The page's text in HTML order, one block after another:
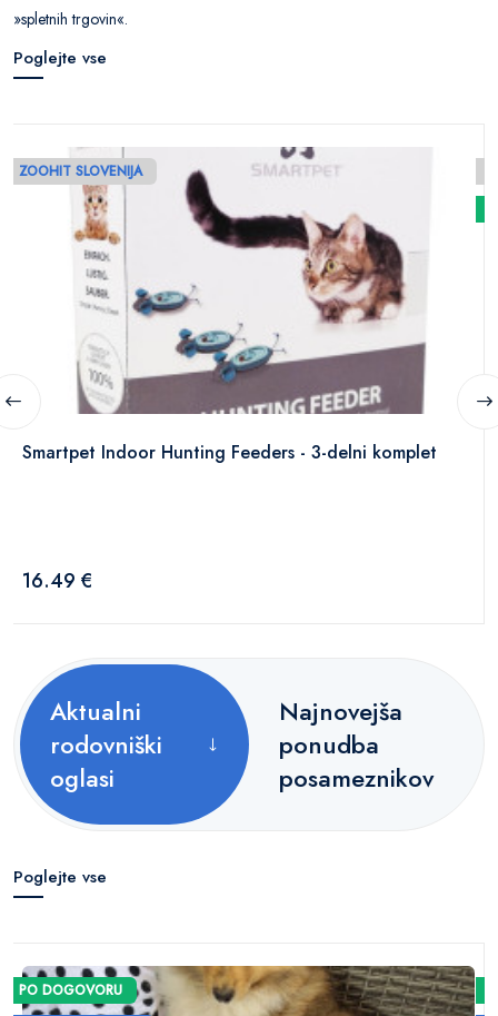
»spletnih trgovin«.
Poglejte vse
ZOOHIT SLOVENIJA
Smartpet Indoor Hunting Feeders - 3-delni komplet
16.49 €
Aktualni
rodovniški
oglasi
Najnovejša
ponudba
posameznikov
Poglejte vse
PO DOGOVORU